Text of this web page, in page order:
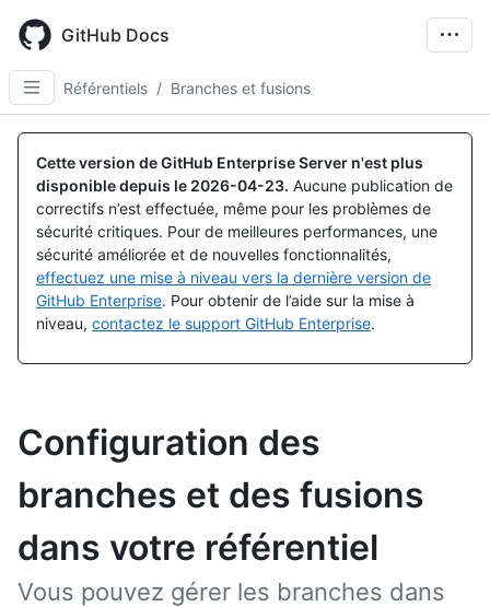
main
content
GitHub Docs
Référentiels / Branches et fusions
Cette version de GitHub Enterprise Server n'est plus
disponible depuis le 2026-04-23. Aucune publication de
correctifs n’est effectuée, même pour les problèmes de
sécurité critiques. Pour de meilleures performances, une
sécurité améliorée et de nouvelles fonctionnalités,
effectuez une mise à niveau vers la dernière version de
GitHub Enterprise. Pour obtenir de l’aide sur la mise à
niveau, contactez le support GitHub Enterprise.
Configuration des
branches et des fusions
dans votre référentiel
Vous pouvez gérer les branches dans